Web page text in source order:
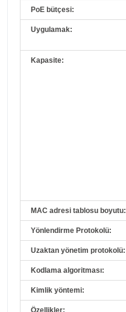
PoE bütçesi:
Uygulamak:
Kapasite:
MAC adresi tablosu boyutu:
Yönlendirme Protokolü:
Uzaktan yönetim protokolü:
Kodlama algoritması:
Kimlik yöntemi:
Özellikler: